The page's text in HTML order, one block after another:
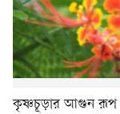
কৃষ্ণচূড়ার আগুন রূপ